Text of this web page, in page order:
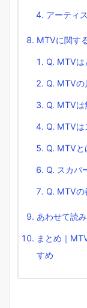
アーティ
MTVに関す
Q. MTVは
Q. MTVの
Q. MTVは
Q. MTVは
Q. MTVと
Q. スカパ
Q. MTVの
あわせて読
まとめ｜
すめ